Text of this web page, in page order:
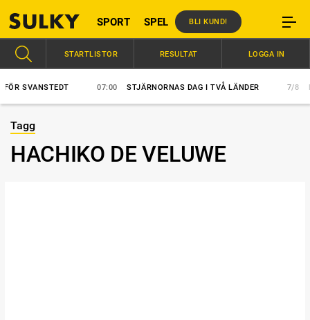
SPORT SPEL BLI KUND!
SVANSTEDT 07:00 STJÄRNORNAS DAG I TVÅ LÄNDER
STARTLISTOR RESULTAT LOGGA IN
Tagg
HACHIKO DE VELUWE